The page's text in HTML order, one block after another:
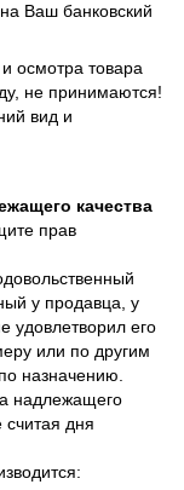
Ваш банковский
осмотра товара
не принимаются!
вид и
качества
прав
у продавца, у
удовлетворил его
или по другим
назначению.
надлежащего
считая дня